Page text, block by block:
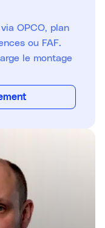
OPCO, plan
ou FAF.
le montage